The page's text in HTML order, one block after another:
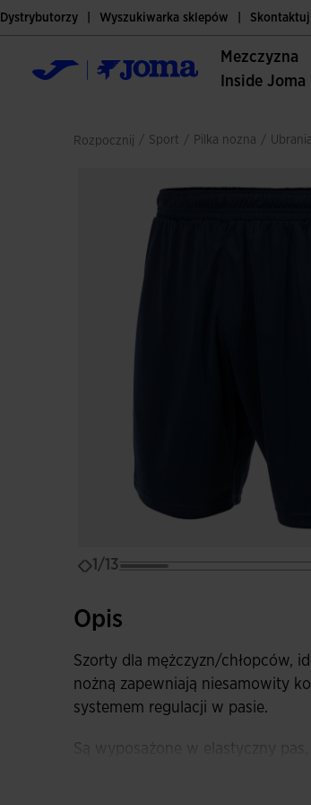
Dystrybutorzy Wyszukiwarka sklepów
Mezczyzna
Inside Joma
Rozpocznij / sport / pilka nozna /
1/13
Opis
Szorty dla mężczyzn/chłopców,
nożną zapewniają niesamowity
systemem regulacji w pasie.
Są wyposażone w elastyczny
efekt ściągania, dodatkowa
Boczne dolne rozcięcia na